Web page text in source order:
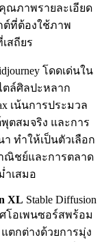
ณภาพรายละเอียด
ต์ที่ต้องใช้ภาพ
สถียร
โดดเด่นใน
ตล์ศิลปะหลาก
เน้นการประมวล
ตสมจริง และการ
ทำให้เป็นตัวเลือก
ณิชย์และการตลาด
ำเสมอ
XL Stable Diffusion
โอเพนซอร์สพร้อม
ตกต่างด้วยการมุ่ง